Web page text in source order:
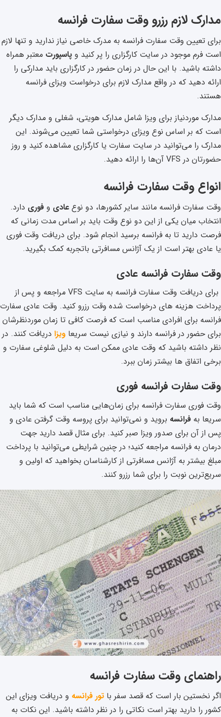
مدارک لازم رزرو وقت سفارت فرانسه
برای تعیین وقت سفارت فرانسه به مدرک خاصی نیاز ندارید و تنها لازم
است فرم موجود در سایت کارگزاری را پر کنید و پاسپورت معتبر همراه
داشته باشید. با این حال در زمان حضور در کارگزاری باید مدارکی را
ارائه دهید که در واقع مدارک لازم برای درخواست ویزای فرانسه
هستند.
مدارک موردنیاز برای ویزا شامل مدارک هویتی، شغلی و مدارک دیگر
است که بر اساس نوع ویزای درخواستی شما تعیین می‌شوند. این
مدارک را می‌توانید در سایت سفارت یا کارگزاری مشاهده کنید و روز
حضورتان در VFS آن‌ها را ارائه دهید.
انواع وقت سفارت فرانسه
وقت سفارت فرانسه مانند سایر کشور‌ها، دو نوع عادی و فوری دارد.
انتخاب میان یکی از این دو نوع وقت باید بر اساس مدت زمانی که
فرصت دارید تا به فرانسه برسید انجام شود. برای دریافت وقت فوری
یا عادی بهتر است از یک آژانس مسافرتی باتجربه کمک بگیرید.
وقت سفارت فرانسه عادی
برای دریافت وقت سفارت فرانسه به سایت VFS مراجعه و پس از
پرداخت هزینه های درخواست شده وقت رزرو کنید. وقت عادی سفارت
فرانسه برای افرادی مناسب است که فرصت کافی تا زمان موردنظرشان
برای حضور در فرانسه دارند و نیازی نیست سریعا ویزا دریافت کنند. در
نظر داشته باشید که وقت عادی ممکن است به دلیل شلوغی سفارت و
برخی اتفاق ها بیشتر زمان ببرد.
وقت سفارت فرانسه فوری
وقت فوری سفارت فرانسه برای زمان‌هایی مناسب است که شما باید
سریعا به فرانسه بروید و نمی‌توانید برای پروسه وقت گرفتن عادی و
پس از آن برای صدور ویزا صبر کنید. برای مثال قصد دارید جهت
درمان به فرانسه مراجعه کنید؛ در چنین شرایطی می‌توانید با پرداخت
مبلغ بیشتر به آژانس مسافرتی از کارشناسان بخواهید که اولین و
سریع‌ترین نوبت را برای شما رزرو کنند.
راهنمای وقت سفارت فرانسه
اگر نخستین بار است که قصد سفر با تور فرانسه و دریافت ویزای این
کشور را دارید بهتر است نکاتی را در نظر داشته باشید. این نکات به